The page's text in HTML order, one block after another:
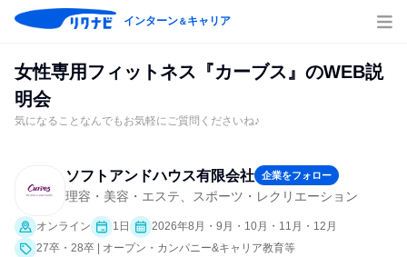
インターン＆キャリア
女性専用フィットネス『カーブス』のWEB説
明会
気になることなんでもお気軽にご質問くださいね♪
ソフトアンドハウス有限会社 企業をフォロー
理容・美容・エステ、スポーツ・レクリエーション
オンライン 1日
2026年8月・9月・10月・11月・12月
27卒・28卒 | オープン・カンパニー&キャリア教育等